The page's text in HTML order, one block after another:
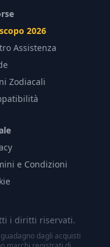
2026
Assistenza
Zodiacali
e Condizioni
i diritti riservati.
dagli acquisti